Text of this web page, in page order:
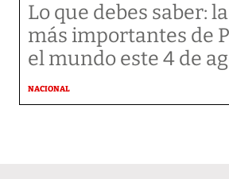
Lo que debes saber:
más importantes de
el mundo este 4 de
NACIONAL